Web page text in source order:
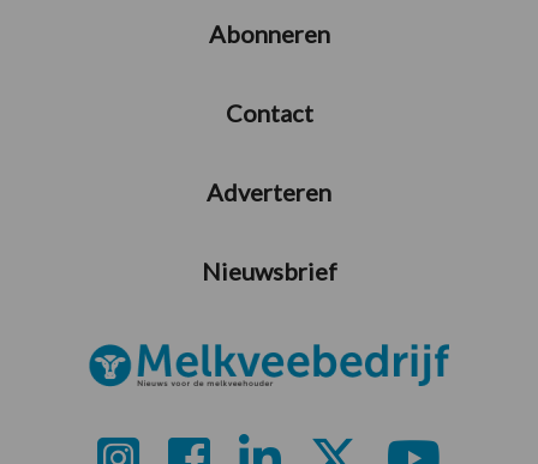
Abonneren
Contact
Adverteren
Nieuwsbrief